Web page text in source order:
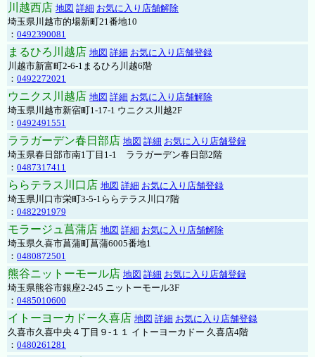
川越西店 地図 詳細 お気に入り店舗解除
埼玉県川越市的場新町21番地10
： 0492390081
まるひろ川越店 地図 詳細 お気に入り店舗登録
川越市新富町2-6-1まるひろ川越6階
： 0492272021
ウニクス川越店 地図 詳細 お気に入り店舗解除
埼玉県川越市新宿町1-17-1 ウニクス川越2F
： 0492491551
ララガーデン春日部店 地図 詳細 お気に入り店舗登録
埼玉県春日部市南1丁目1-1 ララガーデン春日部2階
： 0487317411
ららテラス川口店 地図 詳細 お気に入り店舗登録
埼玉県川口市栄町3-5-1ららテラス川口7階
： 0482291979
モラージュ菖蒲店 地図 詳細 お気に入り店舗解除
埼玉県久喜市菖蒲町菖蒲6005番地1
： 0480872501
熊谷ニットーモール店 地図 詳細 お気に入り店舗登録
埼玉県熊谷市銀座2-245 ニットーモール3F
： 0485010600
イトーヨーカドー久喜店 地図 詳細 お気に入り店舗登録
久喜市久喜中央４丁目９-１１ イトーヨーカドー 久喜店4階
： 0480261281